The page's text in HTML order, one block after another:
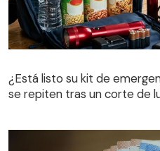
¿Está listo su kit de
se repiten tras un corte de